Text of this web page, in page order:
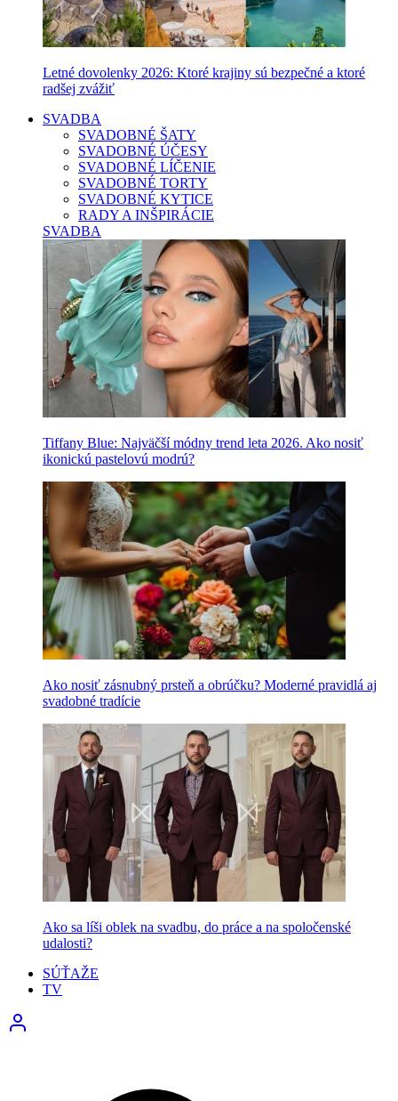
Letné dovolenky 2026: Ktoré krajiny sú bezpečné a ktoré
radšej zvážiť
SVADBA
SVADOBNÉ ŠATY
SVADOBNÉ ÚČESY
SVADOBNÉ LÍČENIE
SVADOBNÉ TORTY
SVADOBNÉ KYTICE
RADY A INŠPIRÁCIE
SVADBA
Tiffany Blue: Najväčší módny trend leta 2026. Ako nosiť
ikonickú pastelovú modrú?
Ako nosiť zásnubný prsteň a obrúčku? Moderné pravidlá aj
svadobné tradície
Ako sa líši oblek na svadbu, do práce a na spoločenské
udalosti?
SÚŤAŽE
TV